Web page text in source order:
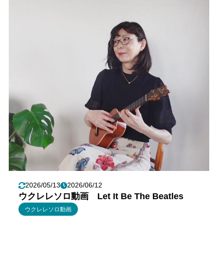
2026/05/13 2026/06/12
ウクレレソロ動画 Let It Be The Beatles
ウクレレソロ動画